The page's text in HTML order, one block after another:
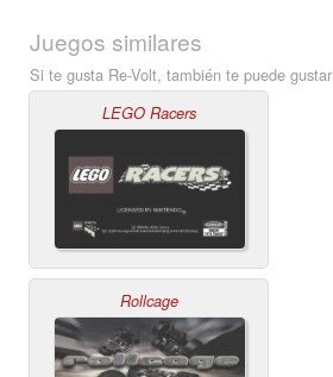
Juegos similares
Si te gusta Re-Volt, también te puede gustar
LEGO Racers
Rollcage